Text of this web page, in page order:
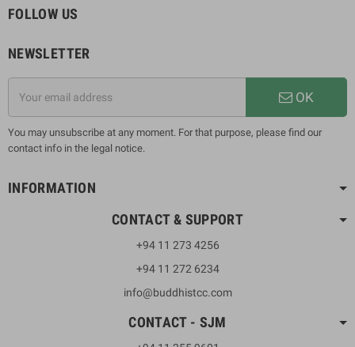
FOLLOW US
NEWSLETTER
OK
You may unsubscribe at any moment. For that purpose, please find our
contact info in the legal notice.
INFORMATION
CONTACT & SUPPORT
+94 11 273 4256
+94 11 272 6234
info@buddhistcc.com
CONTACT - SJM